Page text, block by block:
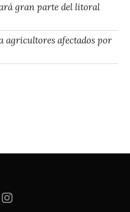
gran parte del litoral
agricultores afectados por